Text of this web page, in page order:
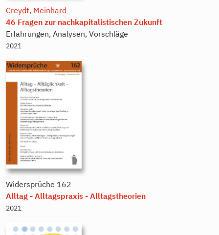
Creydt, Meinhard
46 Fragen zur nachkapitalistischen Zukunft
Erfahrungen, Analysen, Vorschläge
2021
Widersprüche 162
Alltag - Alltagspraxis - Alltagstheorien
2021